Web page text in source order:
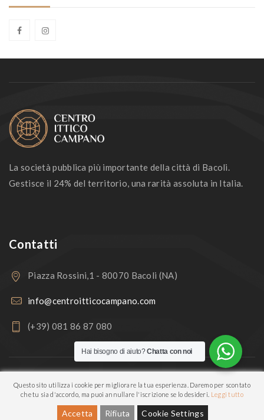
La società pubblica più importante della città di Bacoli.
Gestisce il 24% del territorio, una rarità assoluta in Italia.
Contatti
Piazza Rossini,1 - 80070 Bacoli (NA)
info@centroitticocampano.com
(+39) 081 86 87 080
Copyright © 2026 Centro Ittico Campano
Questo sito utilizza i cookie per migliorare la tua esperienza. Daremo per scontato
che tu sia d'accordo, ma puoi annullare l'iscrizione se lo desideri. Leggi tutto
Accetta Rifiuta Cookie Settings
Hai bisogno di aiuto?Chatta con noi